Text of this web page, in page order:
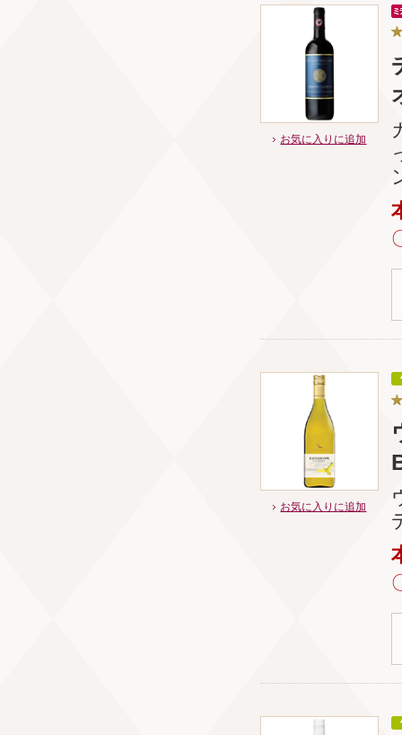
お気に入りに追加
お気に入りに追加